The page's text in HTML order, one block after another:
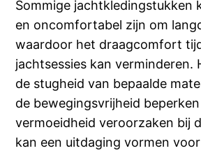
Sommige jachtkledingstukken
en oncomfortabel zijn om
waardoor het draagcomfort
jachtsessies kan verminderen.
de stugheid van bepaalde
de bewegingsvrijheid
vermoeidheid veroorzaken bij
kan een uitdaging vormen